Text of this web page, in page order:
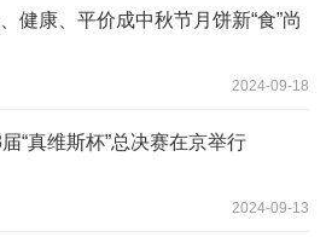
健康、平价成中秋节月饼新“食”尚
2024-09-18
“真维斯杯”总决赛在京举行
2024-09-13